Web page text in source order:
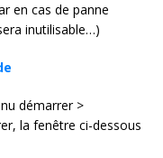
en cas de panne
inutilisable…)
démarrer >
la fenêtre ci-dessous